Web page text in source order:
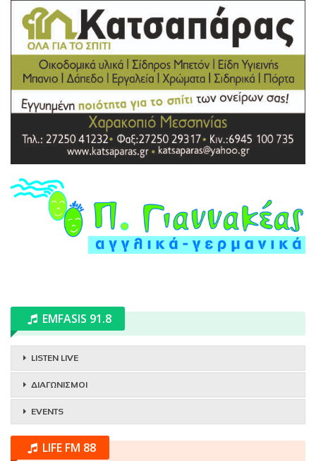
EMFASIS 91.8
LISTEN LIVE
ΔΙΑΓΩΝΙΣΜΟΙ
EVENTS
LIFE FM 88